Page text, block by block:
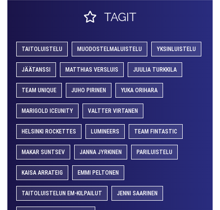
TAGIT
TAITOLUISTELU MUODOSTELMALUISTELU YKSINLUISTELU
JÄÄTANSSI MATTHIAS VERSLUIS JUULIA TURKKILA
TEAM UNIQUE JUHO PIRINEN YUKA ORIHARA
MARIGOLD ICEUNITY VALTTER VIRTANEN
HELSINKI ROCKETTES LUMINEERS TEAM FINTASTIC
MAKAR SUNTSEV JANNA JYRKINEN PARILUISTELU
KAISA ARRATEIG EMMI PELTONEN
TAITOLUISTELUN EM-KILPAILUT JENNI SAARINEN